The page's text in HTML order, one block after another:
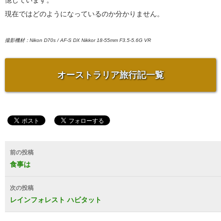
現在ではどのようになっているのか分かりません。
撮影機材：Nikon D70s / AF-S DX Nikkor 18-55mm F3.5-5.6G VR
オーストラリア旅行記一覧
投
稿
ナ
ビ
前の投稿
食事は
次の投稿
レインフォレスト ハビタット